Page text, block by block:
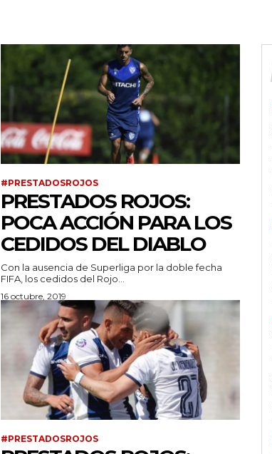
#PRESTADOSROJOS
PRESTADOS ROJOS:
POCA ACCIÓN PARA LOS
CEDIDOS DEL DIABLO
Con la ausencia de Superliga por la doble fecha
FIFA, los cedidos del Rojo...
16 octubre, 2019
#PRESTADOSROJOS